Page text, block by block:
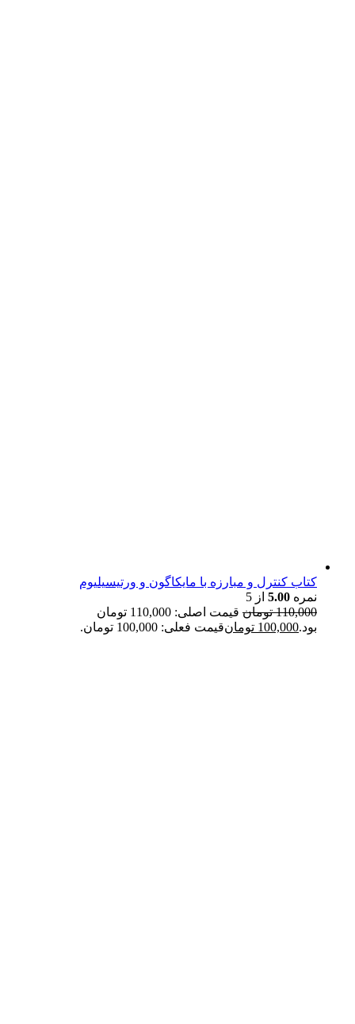
کتاب کنترل و مبارزه با مایکاگون و ورتیسیلیوم
نمره 5.00 از 5
110,000 تومان
قیمت اصلی: 110,000 تومان
بود.100,000 تومانقیمت فعلی: 100,000 تومان.